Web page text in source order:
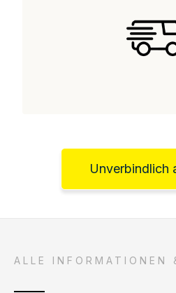
Unverbindlich
ALLE INFORMATIONEN